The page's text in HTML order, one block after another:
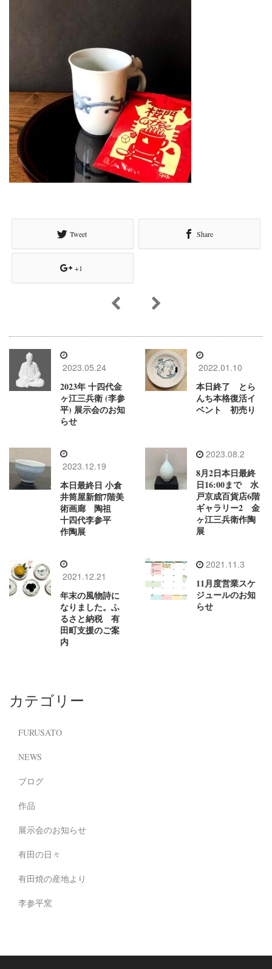
Tweet Share
+1
2023.05.24
2023年 十四代金
ヶ江三兵衛 (李参
平) 展示会のお知
らせ
2022.01.10
本日終了 とら
んち本格復活イ
ベント 初売り
2023.12.19
本日最終日 小倉
井筒屋新館7階美
術画廊 陶祖
十四代李参平
作陶展
2023.08.2
8月2日本日最終
日16:00まで 水
戸京成百貨店6階
ギャラリー2 金
ヶ江三兵衛作陶
展
2021.12.21
年末の風物詩に
なりました。ふ
るさと納税 有
田町支援のご案
内
2021.11.3
11月度営業スケ
ジュールのお知
らせ
カテゴリー
FURUSATO
NEWS
ブログ
作品
展示会のお知らせ
有田の日々
有田焼の産地より
李参平窯